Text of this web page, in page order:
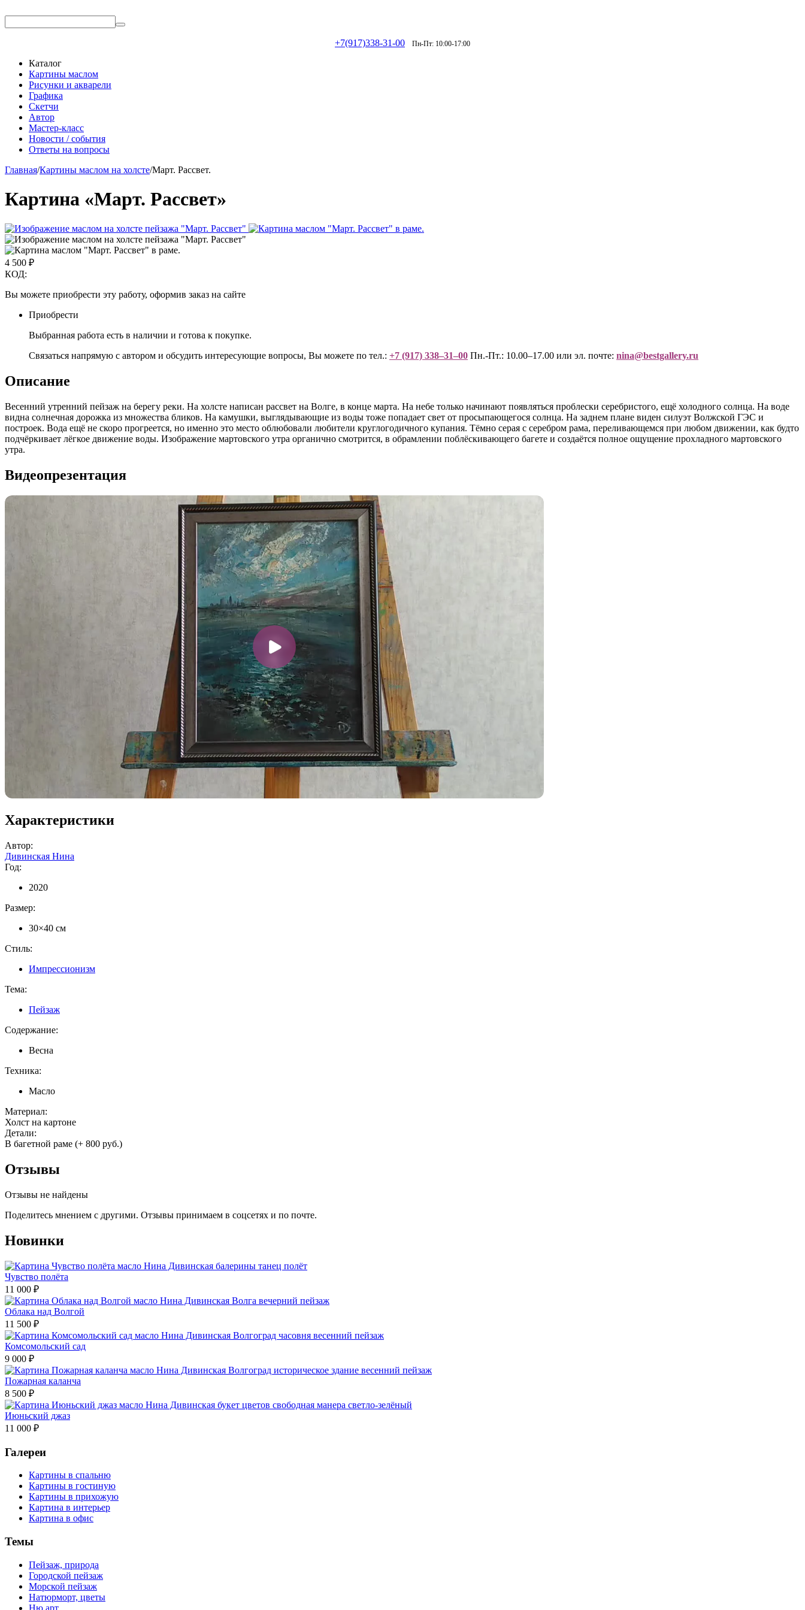
+7(917)338-31-00 Пн-Пт: 10:00-17:00
Каталог
Картины маслом
Рисунки и акварели
Графика
Скетчи
Автор
Мастер-класс
Новости / события
Ответы на вопросы
Главная/Картины маслом на холсте/Март. Рассвет.
Картина «Март. Рассвет»
4 500 ₽
КОД:
Вы можете приобрести эту работу, оформив заказ на сайте
Приобрести
Выбранная работа есть в наличии и готова к покупке.
Связаться напрямую с автором и обсудить интересующие вопросы, Вы можете по тел.: +7 (917) 338–31–00 Пн.-Пт.: 10.00–17.00 или эл. почте: nina@bestgallery.ru
Описание
Весенний утренний пейзаж на берегу реки. На холсте написан рассвет на Волге, в конце марта. На небе только начинают появляться проблески серебристого, ещё холодного солнца. На воде
видна солнечная дорожка из множества бликов. На камушки, выглядывающие из воды тоже попадает свет от просыпающегося солнца. На заднем плане виден силуэт Волжской ГЭС и
построек. Вода ещё не скоро прогреется, но именно это место облюбовали любители круглогодичного купания. Тёмно серая с серебром рама, переливающемся при любом движении, как будто
подчёркивает лёгкое движение воды. Изображение мартовского утра органично смотрится, в обрамлении поблёскивающего багете и создаётся полное ощущение прохладного мартовского
утра.
Видеопрезентация
Характеристики
Автор:
Дивинская Нина
Год:
2020
Размер:
30×40 см
Стиль:
Импрессионизм
Тема:
Пейзаж
Содержание:
Весна
Техника:
Масло
Материал:
Холст на картоне
Детали:
В багетной раме (+ 800 руб.)
Отзывы
Отзывы не найдены
Поделитесь мнением с другими. Отзывы принимаем в соцсетях и по почте.
Новинки
Чувство полёта
11 000 ₽
Облака над Волгой
11 500 ₽
Комсомольский сад
9 000 ₽
Пожарная каланча
8 500 ₽
Июньский джаз
11 000 ₽
Галереи
Картины в спальню
Картины в гостиную
Картины в прихожую
Картина в интерьер
Картина в офис
Темы
Пейзаж, природа
Городской пейзаж
Морской пейзаж
Натюрморт, цветы
Ню арт